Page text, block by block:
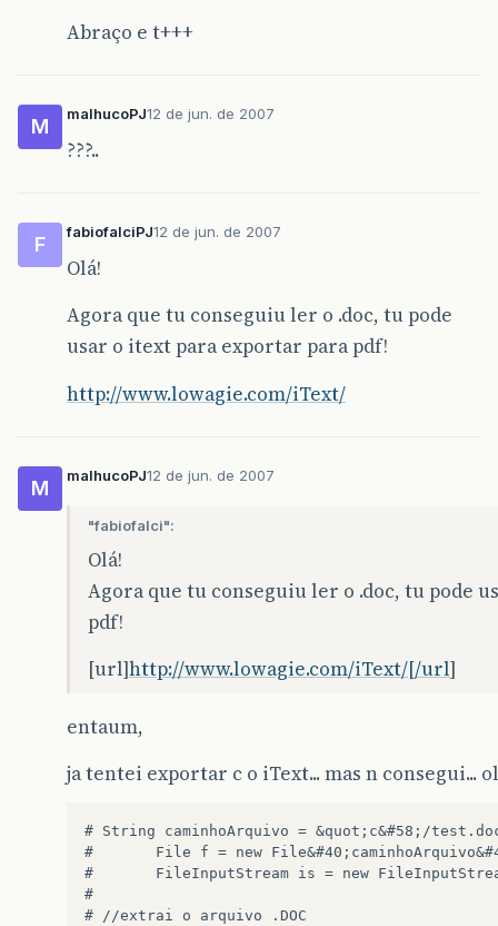
Abraço e t+++
M
malhucoPJ12 de jun. de 2007
???..
F
fabiofalciPJ12 de jun. de 2007
Olá!
Agora que tu conseguiu ler o .doc, tu pode
usar o itext para exportar para pdf!
http://www.lowagie.com/iText/
M
malhucoPJ12 de jun. de 2007
"fabiofalci":
Olá!
Agora que tu conseguiu ler o .doc, tu pode
pdf!
[url]http://www.lowagie.com/iText/[/url]
entaum,
ja tentei exportar c o iText... mas n consegui...
# String caminhoArquivo = &quot;c&#58;/
#       File f = new
#       FileInputStream is = new
#
# //extrai o arquivo .DOC